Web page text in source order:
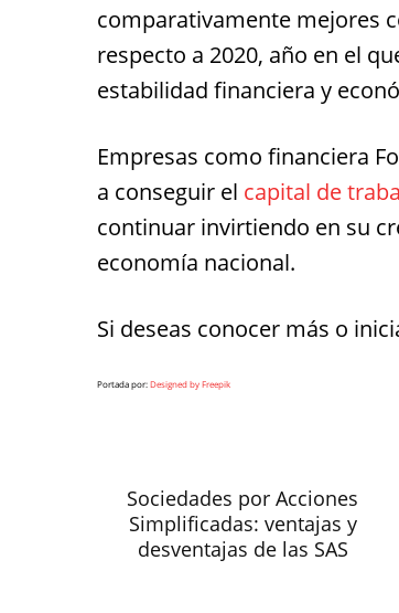
comparativamente mejores
respecto a 2020, año en el
estabilidad financiera y
Empresas como financiera
a conseguir el capital de
continuar invirtiendo en su
economía nacional.
Si deseas conocer más o
Portada por:Designed by Freepik
Sociedades por Acciones
Simplificadas: ventajas y
desventajas de las SAS